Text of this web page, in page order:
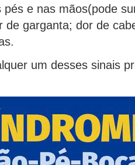
pés e nas mãos(pode
de garganta; dor de
um desses sinais